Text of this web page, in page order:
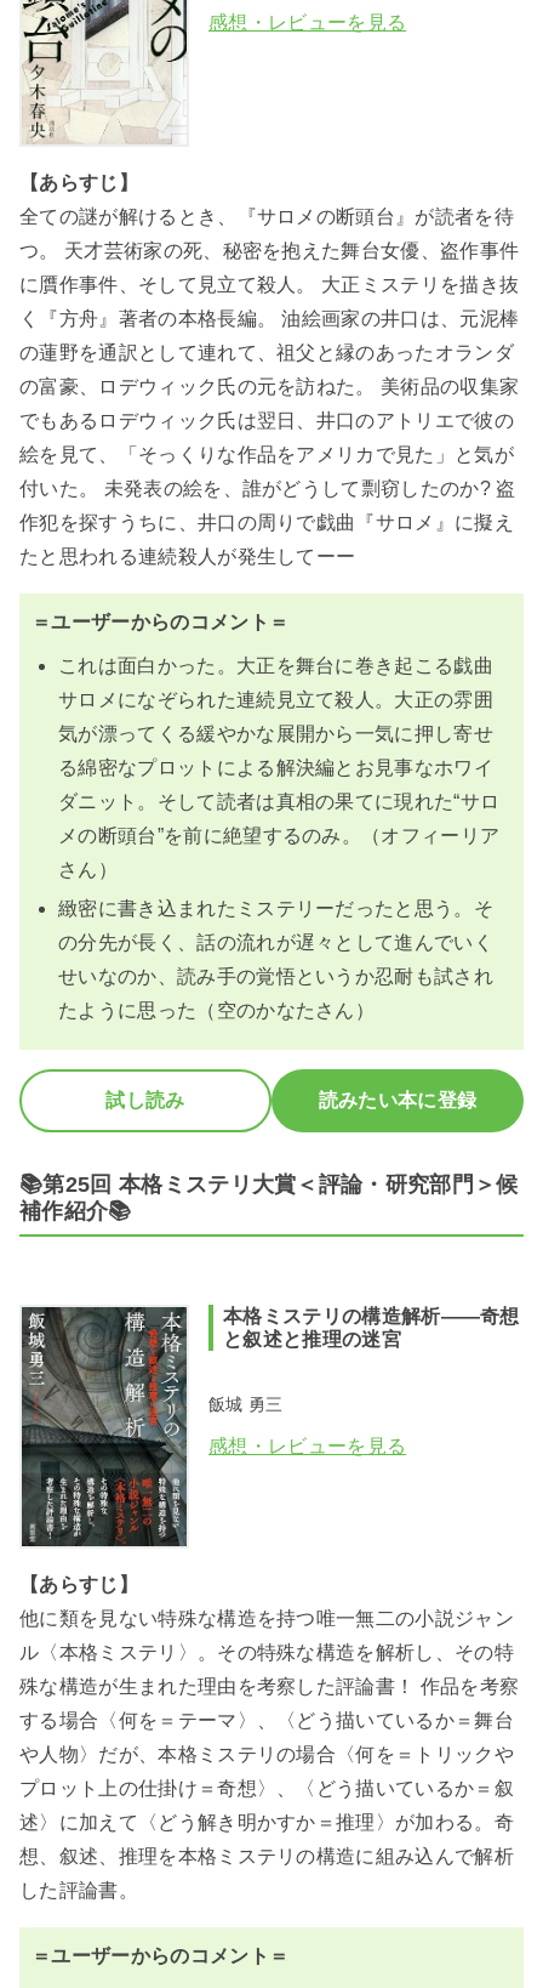
感想・レビューを見る
【あらすじ】
全ての謎が解けるとき、『サロメの断頭台』が読者を待
つ。 天才芸術家の死、秘密を抱えた舞台女優、盗作事件
に贋作事件、そして見立て殺人。 大正ミステリを描き抜
く『方舟』著者の本格長編。 油絵画家の井口は、元泥棒
の蓮野を通訳として連れて、祖父と縁のあったオランダ
の富豪、ロデウィック氏の元を訪ねた。 美術品の収集家
でもあるロデウィック氏は翌日、井口のアトリエで彼の
絵を見て、「そっくりな作品をアメリカで見た」と気が
付いた。 未発表の絵を、誰がどうして剽窃したのか? 盗
作犯を探すうちに、井口の周りで戯曲『サロメ』に擬え
たと思われる連続殺人が発生してーー
＝ユーザーからのコメント＝
これは面白かった。大正を舞台に巻き起こる戯曲
サロメになぞられた連続見立て殺人。大正の雰囲
気が漂ってくる緩やかな展開から一気に押し寄せ
る綿密なプロットによる解決編とお見事なホワイ
ダニット。そして読者は真相の果てに現れた“サロ
メの断頭台”を前に絶望するのみ。（オフィーリア
さん）
緻密に書き込まれたミステリーだったと思う。そ
の分先が長く、話の流れが遅々として進んでいく
せいなのか、読み手の覚悟というか忍耐も試され
たように思った（空のかなたさん）
試し読み 読みたい本に登録
📚第25回 本格ミステリ大賞＜評論・研究部門＞候
補作紹介📚
本格ミステリの構造解析――奇想
と叙述と推理の迷宮
飯城 勇三
感想・レビューを見る
【あらすじ】
他に類を見ない特殊な構造を持つ唯一無二の小説ジャン
ル〈本格ミステリ〉。その特殊な構造を解析し、その特
殊な構造が生まれた理由を考察した評論書！ 作品を考察
する場合〈何を＝テーマ〉、〈どう描いているか＝舞台
や人物〉だが、本格ミステリの場合〈何を＝トリックや
プロット上の仕掛け＝奇想〉、〈どう描いているか＝叙
述〉に加えて〈どう解き明かすか＝推理〉が加わる。奇
想、叙述、推理を本格ミステリの構造に組み込んで解析
した評論書。
＝ユーザーからのコメント＝